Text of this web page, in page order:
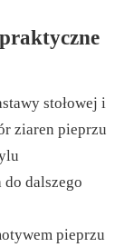
stołowej i
ziaren pieprzu
do dalszego
pieprzu